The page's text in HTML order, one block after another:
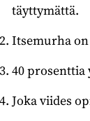
täyttymättä.
Itsemurha
40
Joka viides